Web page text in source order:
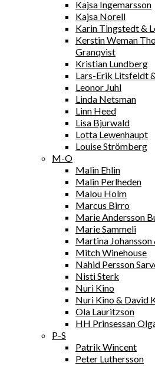
Kajsa Ingemarsson
Kajsa Norell
Karin Tingstedt &
Kerstin Weman
Granqvist
Kristian Lundberg
Lars-Erik Litsfeldt
Leonor Juhl
Linda Netsman
Linn Heed
Lisa Bjurwald
Lotta Lewenhaupt
Louise Strömberg
M-O
Malin Ehlin
Malin Perlheden
Malou Holm
Marcus Birro
Marie Andersson
Marie Sammeli
Martina Johansson
Mitch Winehouse
Nahid Persson
Nisti Sterk
Nuri Kino
Nuri Kino & David
Ola Lauritzson
HH Prinsessan
P-S
Patrik Wincent
Peter Luthersson